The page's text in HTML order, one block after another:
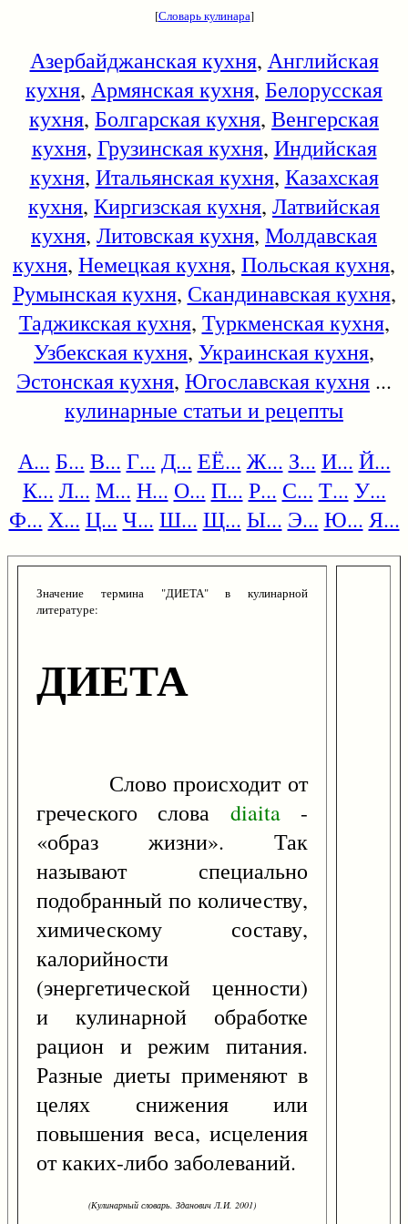
[Словарь кулинара]
Азербайджанская кухня, Английская
кухня, Армянская кухня, Белорусская
кухня, Болгарская кухня, Венгерская
кухня, Грузинская кухня, Индийская
кухня, Итальянская кухня, Казахская
кухня, Киргизская кухня, Латвийская
кухня, Литовская кухня, Молдавская
кухня, Немецкая кухня, Польская кухня,
Румынская кухня, Скандинавская кухня,
Таджикская кухня, Туркменская кухня,
Узбекская кухня, Украинская кухня,
Эстонская кухня, Югославская кухня ...
кулинарные статьи и рецепты
А... Б... В... Г... Д... ЕЁ... Ж... З... И... Й...
К... Л... М... Н... О... П... Р... С... Т... У...
Ф... Х... Ц... Ч... Ш... Щ... Ы... Э... Ю... Я...
Значение термина "ДИЕТА" в кулинарной
литературе:
ДИЕТА
Слово происходит от
греческого слова diaita-
«образ жизни». Так
называют специально
подобранный по количеству,
химическому составу,
калорийности
(энергетической ценности)
и кулинарной обработке
рацион и режим питания.
Разные диеты применяют в
целях снижения или
повышения веса, исцеления
от каких-либо заболеваний.
(Кулинарный словарь. Зданович Л.И. 2001)